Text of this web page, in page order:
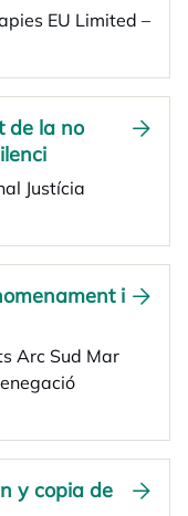
EU Limited –
de la no
Justícia
i
Arc Sud Mar
y copia de